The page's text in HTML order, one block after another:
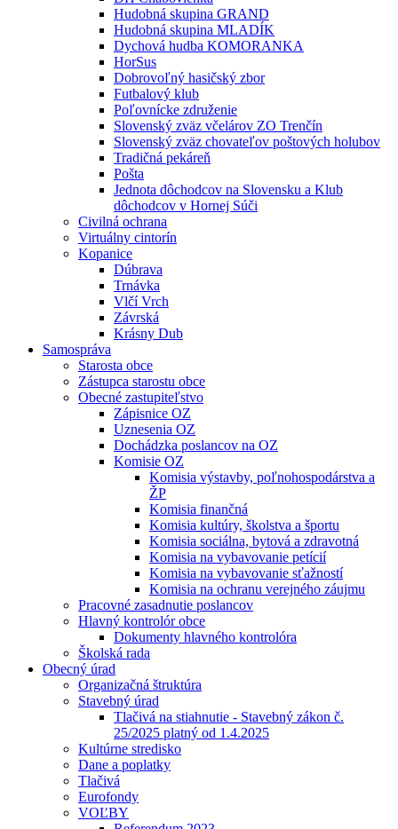
Hudobná skupina GRAND
Hudobná skupina MLADÍK
Dychová hudba KOMORANKA
HorSus
Dobrovoľný hasičský zbor
Futbalový klub
Poľovnícke združenie
Slovenský zväz včelárov ZO Trenčín
Slovenský zväz chovateľov poštových holubov
Tradičná pekáreň
Pošta
Jednota dôchodcov na Slovensku a Klub
dôchodcov v Hornej Súči
Civilná ochrana
Virtuálny cintorín
Kopanice
Dúbrava
Trnávka
Vlčí Vrch
Závrská
Krásny Dub
Samospráva
Starosta obce
Zástupca starostu obce
Obecné zastupiteľstvo
Zápisnice OZ
Uznesenia OZ
Dochádzka poslancov na OZ
Komisie OZ
Komisia výstavby, poľnohospodárstva a
ŽP
Komisia finančná
Komisia kultúry, školstva a športu
Komisia sociálna, bytová a zdravotná
Komisia na vybavovanie petícií
Komisia na vybavovanie sťažností
Komisia na ochranu verejného záujmu
Pracovné zasadnutie poslancov
Hlavný kontrolór obce
Dokumenty hlavného kontrolóra
Školská rada
Obecný úrad
Organizačná štruktúra
Stavebný úrad
Tlačivá na stiahnutie - Stavebný zákon č.
25/2025 platný od 1.4.2025
Kultúrne stredisko
Dane a poplatky
Tlačivá
Eurofondy
VOĽBY